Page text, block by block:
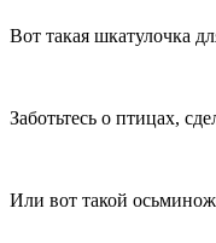
Вот такая шкатулочка
Заботьтесь о птицах,
Или вот такой